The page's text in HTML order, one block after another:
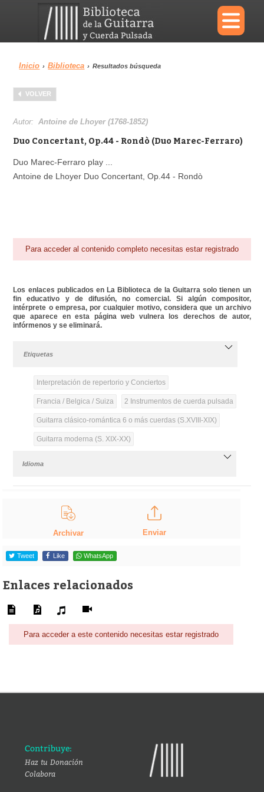
×
Menu
Biblioteca
Área personal Reproductor
Inicio › Biblioteca › Resultados búsqueda
VOLVER
Autor:Antoine de Lhoyer (1768-1852)
Duo Concertant, Op.44 - Rondò (Duo Marec-Ferraro)
Duo Marec-Ferraro play ...
Antoine de Lhoyer Duo Concertant, Op.44 - Rondò
Para acceder al contenido completo necesitas estar registrado
Los enlaces publicados en La Biblioteca de la Guitarra solo tienen un
fin educativo y de difusión, no comercial. Si algún compositor,
intérprete o empresa, por cualquier motivo, considera que un archivo
que aparece en esta página web vulnera los derechos de autor,
infórmenos y se eliminará.
Etiquetas
Interpretación de repertorio y Conciertos
Francia / Belgica / Suiza 2 Instrumentos de cuerda pulsada
Guitarra clásico-romántica 6 o más cuerdas (S.XVIII-XIX)
Guitarra moderna (S. XIX-XX)
Idioma
Archivar Enviar
Tweet Like WhatsApp
Enlaces relacionados
Para acceder a este contenido necesitas estar registrado
Contribuye:
Haz tu Donación
Colabora